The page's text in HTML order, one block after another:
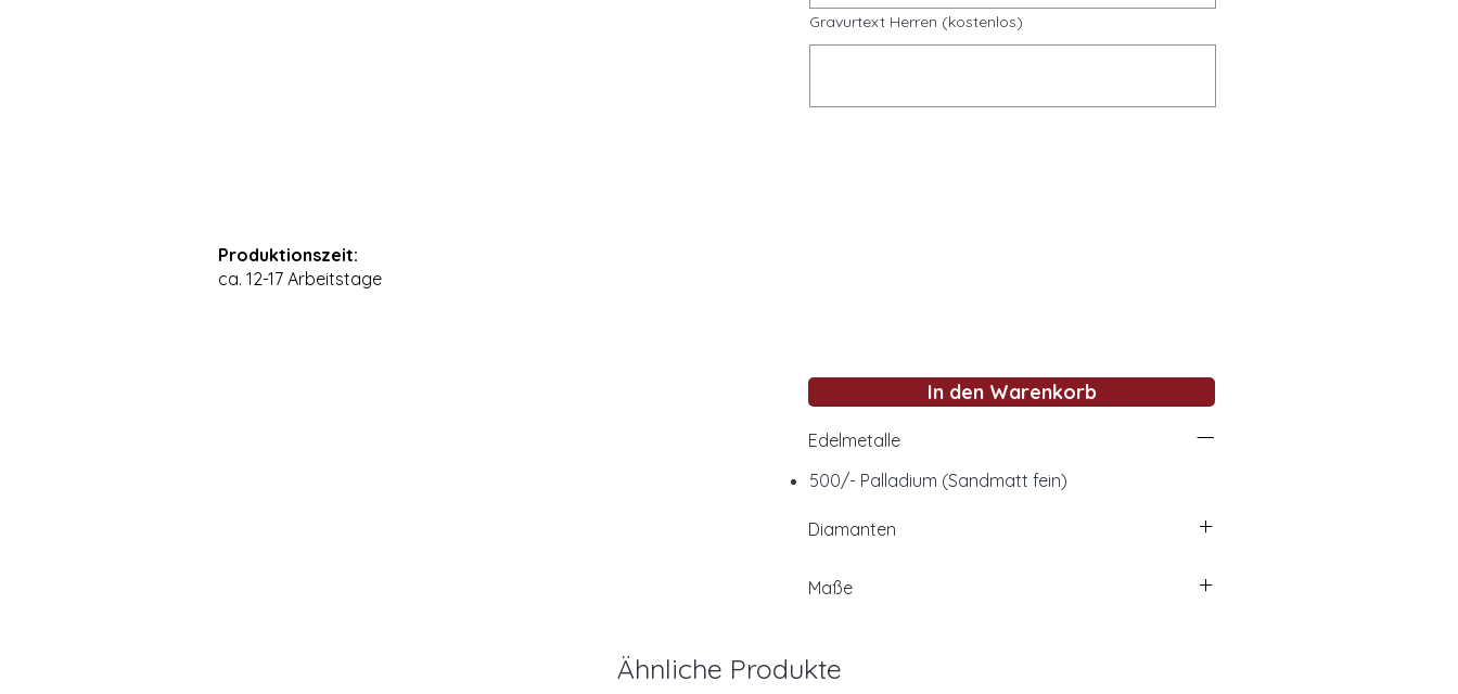
Produktionszeit:
ca. 12-17 Arbeitstage
Gravurtext Herren (kostenlos)
In den Warenkorb
Edelmetalle
500/- Palladium (Sandmatt fein)
Diamanten
Maße
Ähnliche Produkte